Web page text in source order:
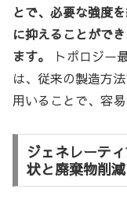
とで、必要な強度
に抑えることがで
ます。
トポロジー
は、従来の製造方
用いることで、容
ジェネレーテ
状と廃棄物削減